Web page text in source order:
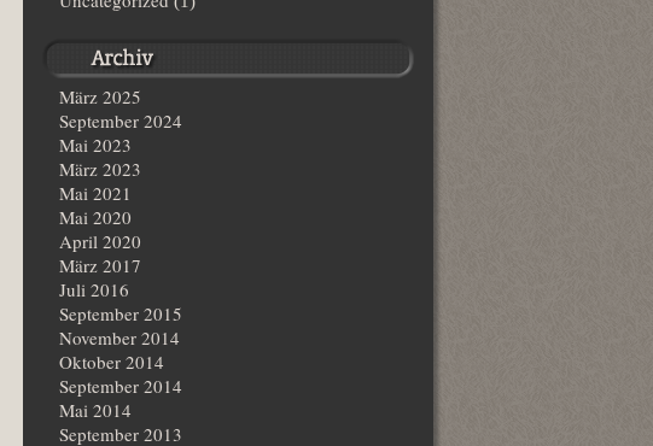
März 2025
September 2024
Mai 2023
März 2023
Mai 2021
Mai 2020
April 2020
März 2017
Juli 2016
September 2015
November 2014
Oktober 2014
September 2014
Mai 2014
September 2013